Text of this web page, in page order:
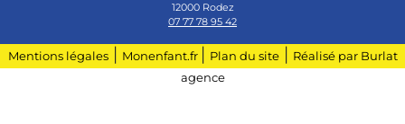
12000 Rodez
07 77 78 95 42
Mentions légales| Monenfant.fr Plan du site|
Réalisé par Burlat
agence